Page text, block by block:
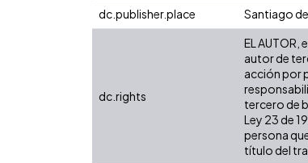
dc.publisher.place
Santiago
dc.rights
EL
autor de
acción por
tercero de
Ley 23 de
persona
título del